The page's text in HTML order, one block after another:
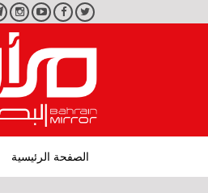
تويتر فيسبوكيوتيوب
الصفحة الرئيسية